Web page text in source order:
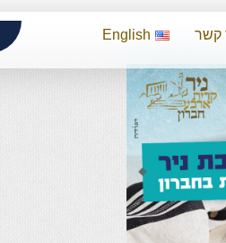
קשר English